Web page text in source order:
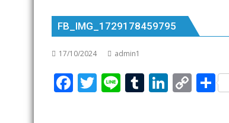
FB_IMG_1729178459795
17/10/2024 admin1
F
ac
T
w
Li
n
T
u
Li
n
C
o
S
h